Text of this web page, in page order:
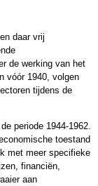
daar vrij
de werking van het
vóór 1940, volgen
tijdens de
periode 1944-1962.
toestand
met meer specifieke
financiën,
aan